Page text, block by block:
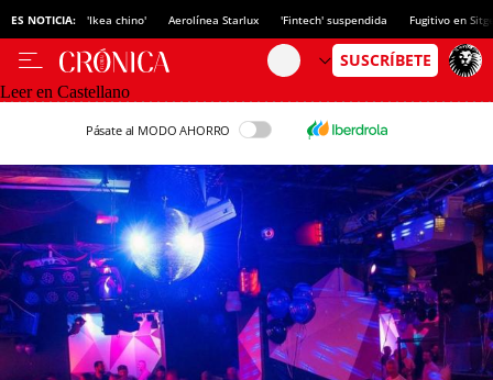
ES NOTICIA: 'Ikea chino' Aerolínea Starlux 'Fintech' suspendida Fugitivo en
Leer en Castellano
Pásate al MODO AHORRO